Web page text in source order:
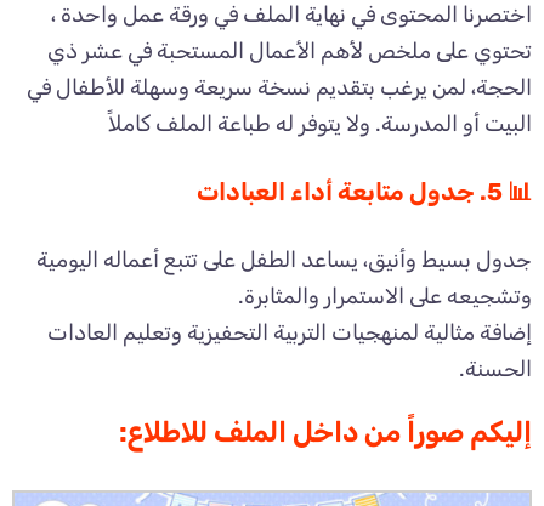
اختصرنا المحتوى في نهاية الملف في ورقة عمل واحدة ،
تحتوي على ملخص لأهم الأعمال المستحبة في عشر ذي
الحجة، لمن يرغب بتقديم نسخة سريعة وسهلة للأطفال في
البيت أو المدرسة. ولا يتوفر له طباعة الملف كاملاً
📊 5. جدول متابعة أداء العبادات
جدول بسيط وأنيق، يساعد الطفل على تتبع أعماله اليومية
وتشجيعه على الاستمرار والمثابرة.
إضافة مثالية لمنهجيات التربية التحفيزية وتعليم العادات
الحسنة.
إليكم صوراً من داخل الملف للاطلاع: